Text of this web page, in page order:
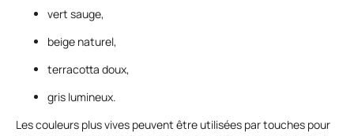
vert sauge,
beige naturel,
terracotta doux,
gris lumineux.
Les couleurs plus vives peuvent être utilisées par touches pour